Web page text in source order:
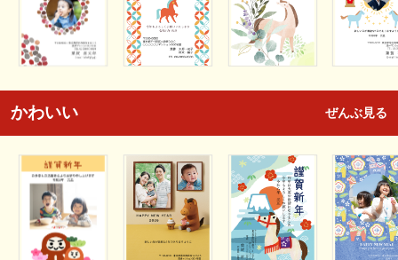
かわいい ぜんぶ見る